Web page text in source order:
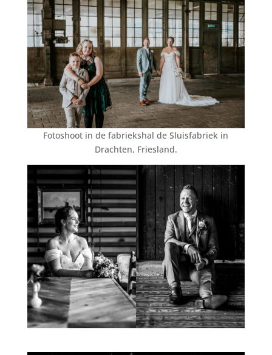
Fotoshoot in de fabriekshal de Sluisfabriek in
Drachten, Friesland.